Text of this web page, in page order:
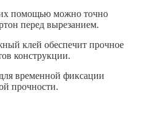
помощью можно точно
перед вырезанием.
клей обеспечит прочное
конструкции.
временной фиксации
прочности.